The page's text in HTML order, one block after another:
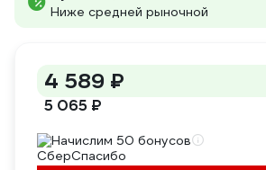
Ниже средней рыночной
4 589 ₽
5 065 ₽
Начислим 50 бонусов